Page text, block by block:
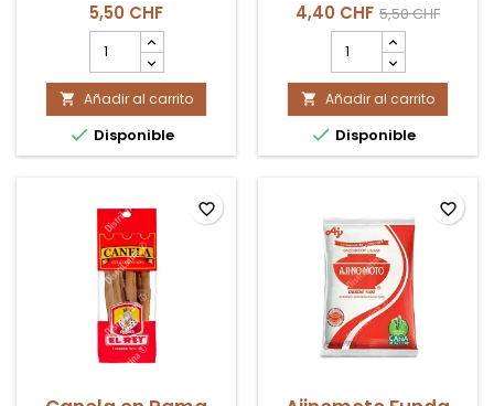
5,50 CHF
cantidad
del
producto
Salsa
Valentina
Picante
370ml
 Añadir al carrito
 Disponible
4,40 CHF 5,50 CHF
cantidad
del
producto
Salsa
Habanera
Rojo
145gr
 Añadir al carrito
 Disponible
favorite_border favorite_border